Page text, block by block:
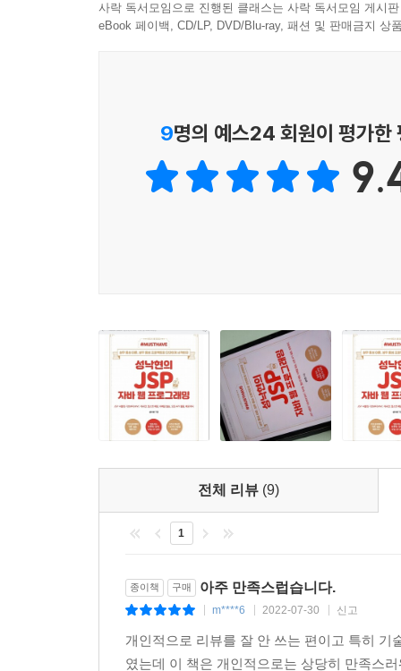
효과를 극대화합니다. 예제를 제공해 응용력을
Must Have가 여러분의 성장을 돕겠습니다.
“자바 웹 프로그래밍의 기본인 JSP를 쉬운 설명
코드 설명이 자세하게 되어 있습니다. 자바 웹 개
- 이석곤 (엔컴(주) 리드 프로그래머)
사락 독서모임으로 진행된 클래스는 사락 독서모임 게시
eBook 페이백, CD/LP, DVD/Blu-ray, 패션 및 판매금지 상
9명의 예스24 회원이 평가한
전체 리뷰 (9)
1
종이책 구매 아주 만족스럽습니다.
m****6 2022-07-30 신고
개인적으로 리뷰를 잘 안 쓰는 편이고 특히
였는데 이 책은 개인적으로는 상당히 만족스